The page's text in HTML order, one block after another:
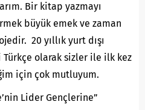
Bir kitap yazmayı
büyük emek ve zaman
20 yıllık yurt dışı
olarak sizler ile ilk kez
için çok mutluyum.
Lider Gençlerine”